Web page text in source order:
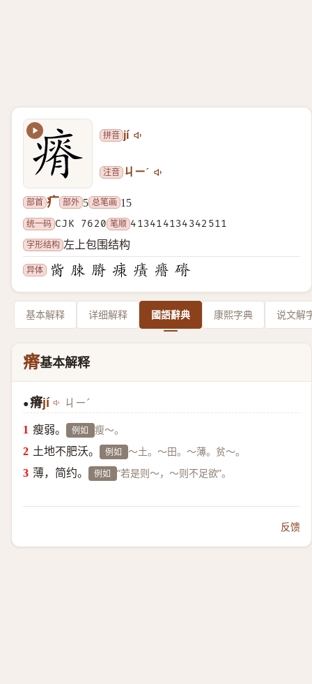
拼音 jí
注音 ㄐㄧˊ
部首 疒 部外 5 总笔画 15
统一码 CJK 7620 笔顺 413414134342511
字形结构 左上包围结构
异体
基本解释 详细解释 國語辭典 康熙字典 说文解
瘠基本解释
●瘠jí ㄐㄧˊ
瘦弱。 例如 瘦～。
土地不肥沃。 例如 ～土。～田。～薄。贫～。
薄，简约。 例如 “若是则～，～则不足欲”。
反馈